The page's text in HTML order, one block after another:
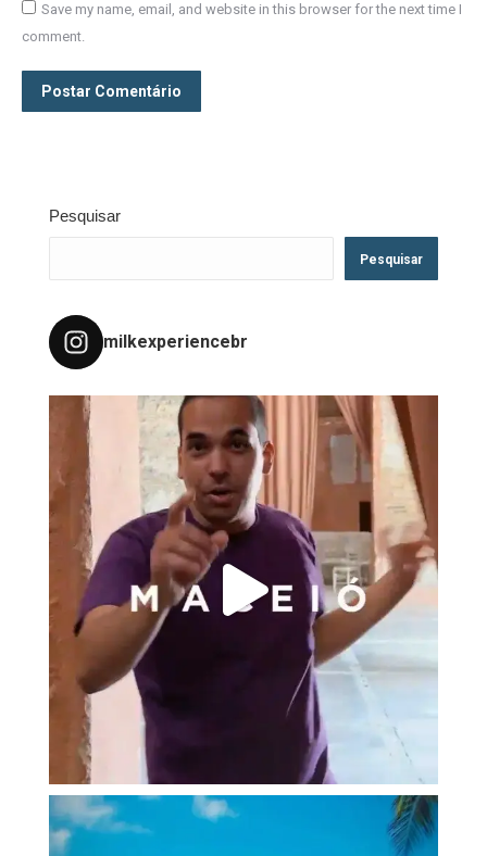
Save my name, email, and website in this browser for the next time I
comment.
Postar Comentário
Pesquisar
Pesquisar
milkexperiencebr